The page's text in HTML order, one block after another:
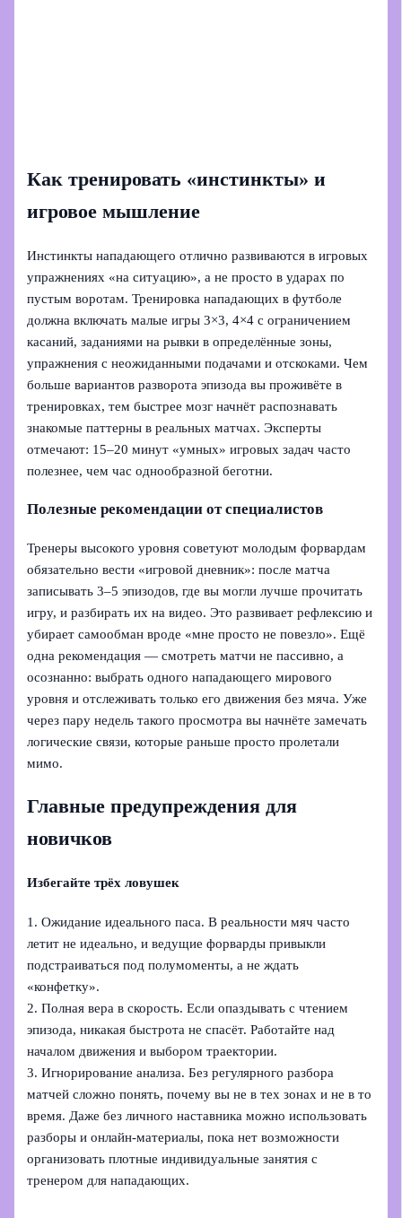
Как тренировать «инстинкты» и
игровое мышление
Инстинкты нападающего отлично развиваются в игровых
упражнениях «на ситуацию», а не просто в ударах по
пустым воротам. Тренировка нападающих в футболе
должна включать малые игры 3×3, 4×4 с ограничением
касаний, заданиями на рывки в определённые зоны,
упражнения с неожиданными подачами и отскоками. Чем
больше вариантов разворота эпизода вы проживёте в
тренировках, тем быстрее мозг начнёт распознавать
знакомые паттерны в реальных матчах. Эксперты
отмечают: 15–20 минут «умных» игровых задач часто
полезнее, чем час однообразной беготни.
Полезные рекомендации от специалистов
Тренеры высокого уровня советуют молодым форвардам
обязательно вести «игровой дневник»: после матча
записывать 3–5 эпизодов, где вы могли лучше прочитать
игру, и разбирать их на видео. Это развивает рефлексию и
убирает самообман вроде «мне просто не повезло». Ещё
одна рекомендация — смотреть матчи не пассивно, а
осознанно: выбрать одного нападающего мирового
уровня и отслеживать только его движения без мяча. Уже
через пару недель такого просмотра вы начнёте замечать
логические связи, которые раньше просто пролетали
мимо.
Главные предупреждения для
новичков
Избегайте трёх ловушек
1. Ожидание идеального паса. В реальности мяч часто
летит не идеально, и ведущие форварды привыкли
подстраиваться под полумоменты, а не ждать
«конфетку».
2. Полная вера в скорость. Если опаздывать с чтением
эпизода, никакая быстрота не спасёт. Работайте над
началом движения и выбором траектории.
3. Игнорирование анализа. Без регулярного разбора
матчей сложно понять, почему вы не в тех зонах и не в то
время. Даже без личного наставника можно использовать
разборы и онлайн-материалы, пока нет возможности
организовать плотные индивидуальные занятия с
тренером для нападающих.